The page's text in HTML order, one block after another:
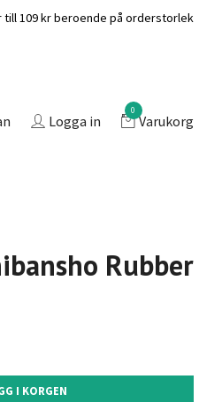
till 109 kr beroende på orderstorlek
Logga in
0
Varukorg
Rubber
I KORGEN